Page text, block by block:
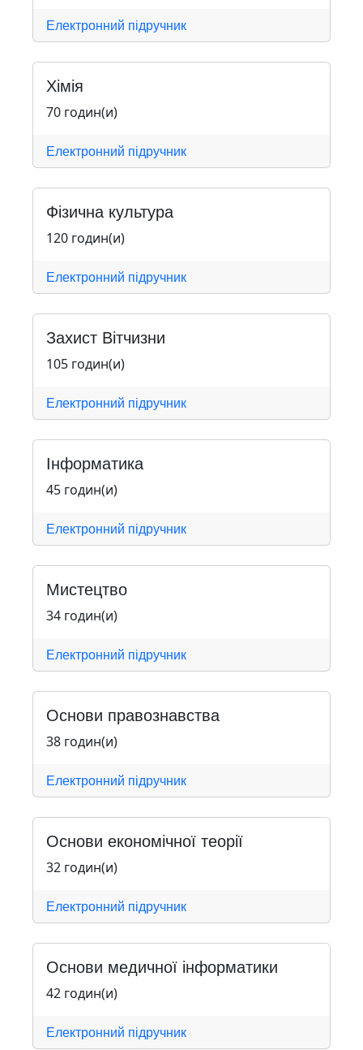
Електронний підручник
Хімія
70 годин(и)
Електронний підручник
Фізична культура
120 годин(и)
Електронний підручник
Захист Вітчизни
105 годин(и)
Електронний підручник
Інформатика
45 годин(и)
Електронний підручник
Мистецтво
34 годин(и)
Електронний підручник
Основи правознавства
38 годин(и)
Електронний підручник
Основи економічної теорії
32 годин(и)
Електронний підручник
Основи медичної інформатики
42 годин(и)
Електронний підручник